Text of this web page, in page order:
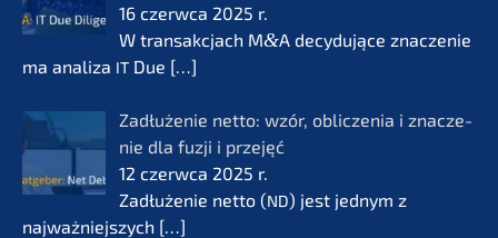
16 czerw­ca 2025 r.
W transak­c­jach M&A decydu­jące znacze­nie
ma anali­za IT Due […]
Zadłuże­nie netto: wzór, oblic­ze­nia i znacze­
nie dla fuzji i przejęć
12 czerw­ca 2025 r.
Zadłuże­nie netto (ND) jest jednym z
najważ­nie­js­zych […]